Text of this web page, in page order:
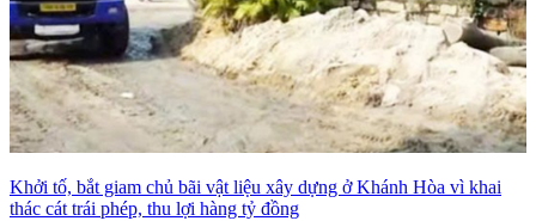
Khởi tố, bắt giam chủ bãi vật liệu xây dựng ở Khánh Hòa vì khai
thác cát trái phép, thu lợi hàng tỷ đồng